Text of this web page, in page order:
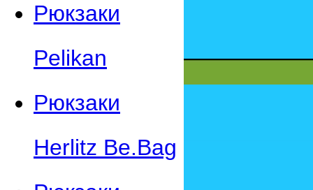
Рюкзаки
Pelikan
Рюкзаки
Herlitz Be.Bag